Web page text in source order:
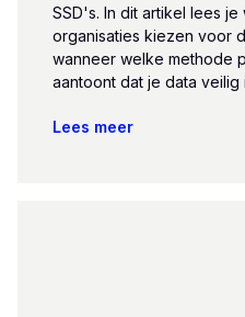
SSD's. In dit artikel lees
organisaties kiezen voor
wanneer welke methode
aantoont dat je data veilig
Lees meer